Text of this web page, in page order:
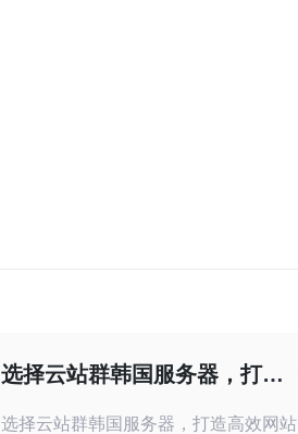
选择云站群韩国服务器，打造
选择云站群韩国服务器，打造高效网站